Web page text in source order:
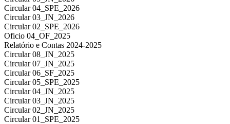
Circular 04_SPE_2026
Circular 03_JN_2026
Circular 02_SPE_2026
Oficio 04_OF_2025
Relatório e Contas 2024-2025
Circular 08_JN_2025
Circular 07_JN_2025
Circular 06_SF_2025
Circular 05_SPE_2025
Circular 04_JN_2025
Circular 03_JN_2025
Circular 02_JN_2025
Circular 01_SPE_2025